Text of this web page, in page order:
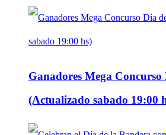
Ganadores Mega
(Actualizado sabado 19:00